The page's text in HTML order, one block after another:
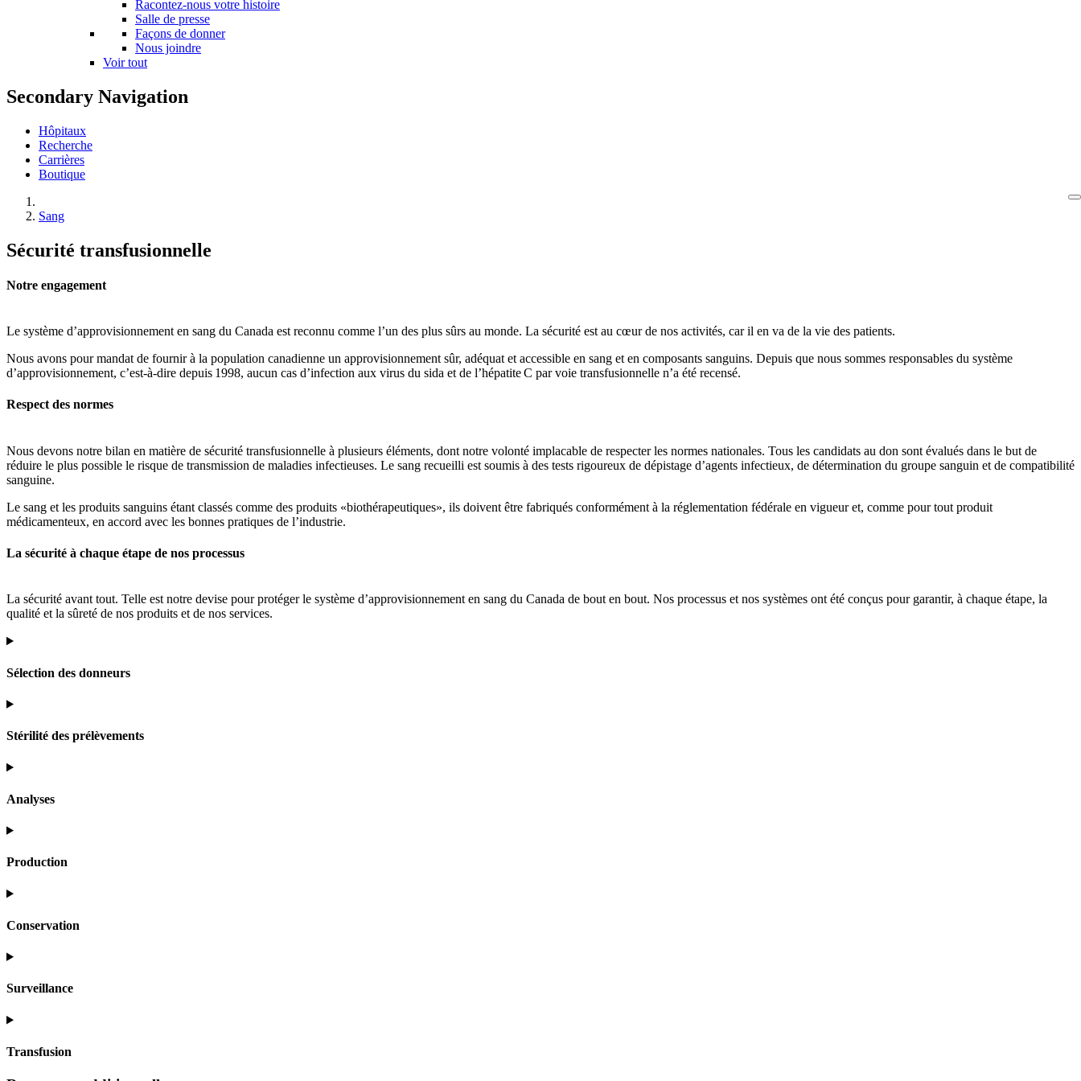
Racontez-nous votre histoire
Salle de presse
Façons de donner
Nous joindre
Voir tout
Secondary Navigation
Hôpitaux
Recherche
Carrières
Boutique
Sang
Sécurité transfusionnelle
Notre engagement
Le système d’approvisionnement en sang du Canada est reconnu comme l’un des plus sûrs au monde. La sécurité est au cœur de nos activités, car il en va de la vie des patients.
Nous avons pour mandat de fournir à la population canadienne un approvisionnement sûr, adéquat et accessible en sang et en composants sanguins. Depuis que nous sommes responsables du système
d’approvisionnement, c’est-à-dire depuis 1998, aucun cas d’infection aux virus du sida et de l’hépatite C par voie transfusionnelle n’a été recensé.
Respect des normes
Nous devons notre bilan en matière de sécurité transfusionnelle à plusieurs éléments, dont notre volonté implacable de respecter les normes nationales. Tous les candidats au don sont évalués dans le but de
réduire le plus possible le risque de transmission de maladies infectieuses. Le sang recueilli est soumis à des tests rigoureux de dépistage d’agents infectieux, de détermination du groupe sanguin et de compatibilité
sanguine.
Le sang et les produits sanguins étant classés comme des produits «biothérapeutiques», ils doivent être fabriqués conformément à la réglementation fédérale en vigueur et, comme pour tout produit
médicamenteux, en accord avec les bonnes pratiques de l’industrie.
La sécurité à chaque étape de nos processus
La sécurité avant tout. Telle est notre devise pour protéger le système d’approvisionnement en sang du Canada de bout en bout. Nos processus et nos systèmes ont été conçus pour garantir, à chaque étape, la
qualité et la sûreté de nos produits et de nos services.
Sélection des donneurs
Stérilité des prélèvements
Analyses
Production
Conservation
Surveillance
Transfusion